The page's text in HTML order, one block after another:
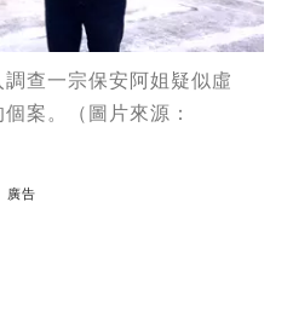
調查一宗保安阿姐疑似虛
案。（圖片來源：
廣告